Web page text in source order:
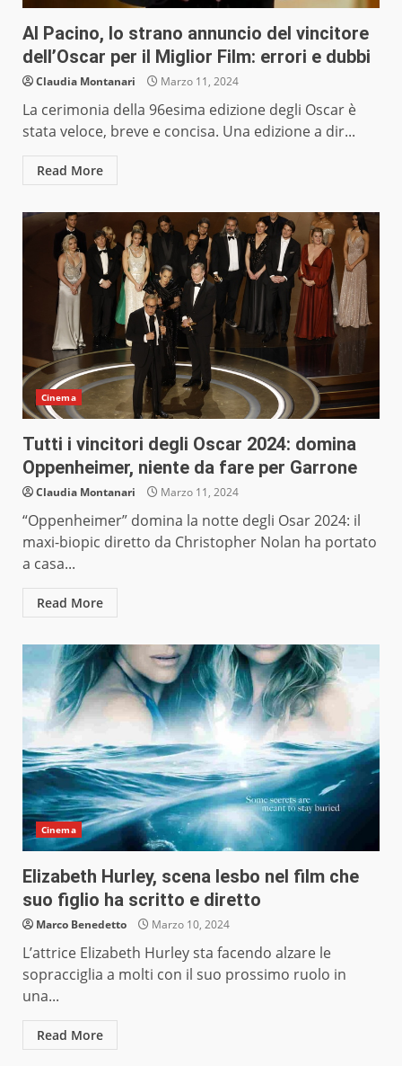
Al Pacino, lo strano annuncio del vincitore
dell’Oscar per il Miglior Film: errori e dubbi
Claudia Montanari Marzo 11, 2024
La cerimonia della 96esima edizione degli Oscar è
stata veloce, breve e concisa. Una edizione a dir...
Read More
Cinema
Tutti i vincitori degli Oscar 2024: domina
Oppenheimer, niente da fare per Garrone
Claudia Montanari Marzo 11, 2024
“Oppenheimer” domina la notte degli Osar 2024: il
maxi-biopic diretto da Christopher Nolan ha portato
a casa...
Read More
Cinema
Elizabeth Hurley, scena lesbo nel film che
suo figlio ha scritto e diretto
Marco Benedetto Marzo 10, 2024
L’attrice Elizabeth Hurley sta facendo alzare le
sopracciglia a molti con il suo prossimo ruolo in
una...
Read More